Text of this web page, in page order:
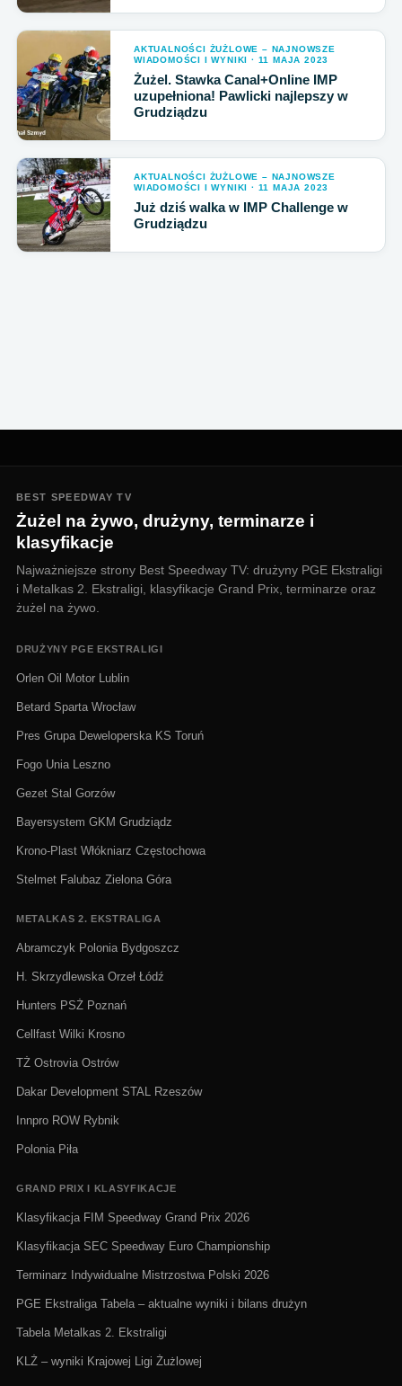
AKTUALNOŚCI ŻUŻLOWE – NAJNOWSZE
WIADOMOŚCI I WYNIKI · 11 MAJA 2023
Żużel. Stawka Canal+Online IMP
uzupełniona! Pawlicki najlepszy w
Grudziądzu
AKTUALNOŚCI ŻUŻLOWE – NAJNOWSZE
WIADOMOŚCI I WYNIKI · 11 MAJA 2023
Już dziś walka w IMP Challenge w
Grudziądzu
BEST SPEEDWAY TV
Żużel na żywo, drużyny, terminarze i
klasyfikacje
Najważniejsze strony Best Speedway TV: drużyny PGE Ekstraligi
i Metalkas 2. Ekstraligi, klasyfikacje Grand Prix, terminarze oraz
żużel na żywo.
DRUŻYNY PGE EKSTRALIGI
Orlen Oil Motor Lublin
Betard Sparta Wrocław
Pres Grupa Deweloperska KS Toruń
Fogo Unia Leszno
Gezet Stal Gorzów
Bayersystem GKM Grudziądz
Krono-Plast Włókniarz Częstochowa
Stelmet Falubaz Zielona Góra
METALKAS 2. EKSTRALIGA
Abramczyk Polonia Bydgoszcz
H. Skrzydlewska Orzeł Łódź
Hunters PSŻ Poznań
Cellfast Wilki Krosno
TŻ Ostrovia Ostrów
Dakar Development STAL Rzeszów
Innpro ROW Rybnik
Polonia Piła
GRAND PRIX I KLASYFIKACJE
Klasyfikacja FIM Speedway Grand Prix 2026
Klasyfikacja SEC Speedway Euro Championship
Terminarz Indywidualne Mistrzostwa Polski 2026
PGE Ekstraliga Tabela – aktualne wyniki i bilans drużyn
Tabela Metalkas 2. Ekstraligi
KLŻ – wyniki Krajowej Ligi Żużlowej